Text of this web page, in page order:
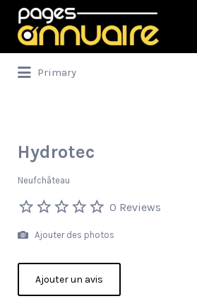
Rechercher:
Primary
Hydrotec
Neufchâteau
0 Reviews
Ajouter des photos
Ajouter un avis